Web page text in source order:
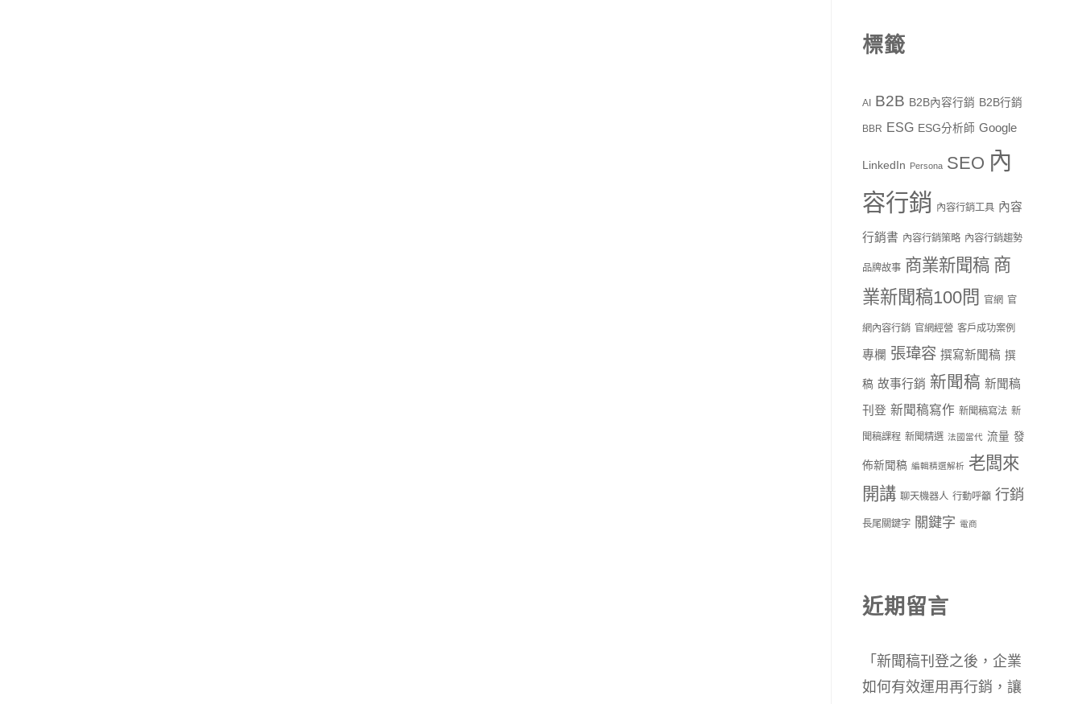
標籤
AI B2B B2B內容行銷 B2B行銷
BBR ESG ESG分析師 Google
LinkedIn Persona SEO 內
容行銷 內容行銷工具 內容
行銷書 內容行銷策略 內容行銷趨勢
品牌故事 商業新聞稿 商
業新聞稿100問
官網 官
網內容行銷 官網經營 客戶成功案例
專欄 張瑋容 撰寫新聞稿 撰
稿 故事行銷 新聞稿 新聞稿
刊登 新聞稿寫作 新聞稿寫法 新
聞稿課程 新聞精選 法國當代 流量 發
佈新聞稿 編輯精選解析 老闆來
開講 聊天機器人 行動呼籲 行銷
長尾關鍵字 關鍵字 電商
近期留言
「新聞稿刊登之後，企業
如何有效運用再行銷，讓